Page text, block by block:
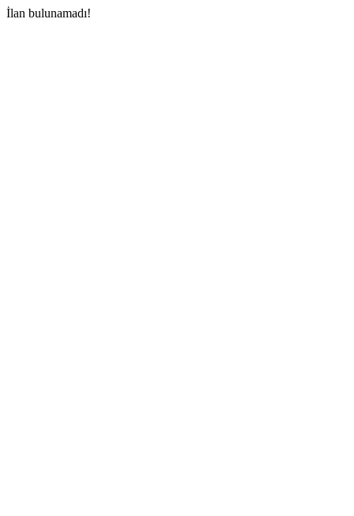
İlan bulunamadı!